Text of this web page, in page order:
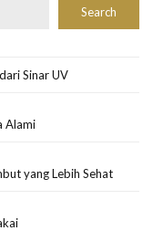
Search
Sinar UV
Alami
yang Lebih Sehat